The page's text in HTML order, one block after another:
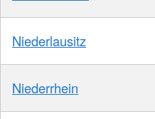
Niederlausitz
Niederrhein